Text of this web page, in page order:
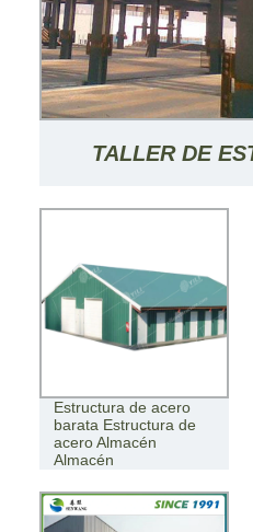
TALLER DE
ACERO/
DE ACERO/
Estructura de acero
barata Estructura de
acero Almacén
Almacén